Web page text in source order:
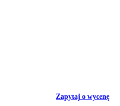
Zapytaj o wycenę